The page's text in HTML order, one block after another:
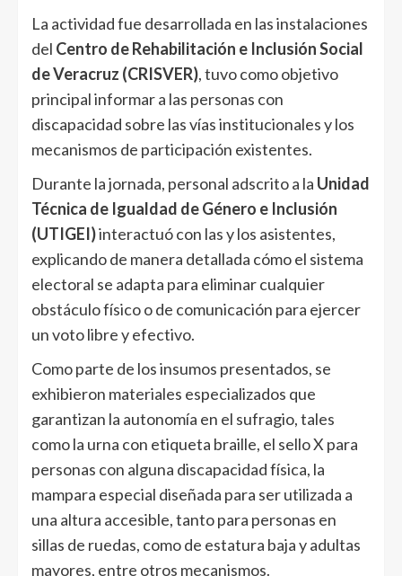
La actividad fue desarrollada en las instalaciones
del Centro de Rehabilitación e Inclusión Social
de Veracruz (CRISVER), tuvo como objetivo
principal informar a las personas con
discapacidad sobre las vías institucionales y los
mecanismos de participación existentes.
Durante la jornada, personal adscrito a la Unidad
Técnica de Igualdad de Género e Inclusión
(UTIGEI)interactuó con las y los asistentes,
explicando de manera detallada cómo el sistema
electoral se adapta para eliminar cualquier
obstáculo físico o de comunicación para ejercer
un voto libre y efectivo.
Como parte de los insumos presentados, se
exhibieron materiales especializados que
garantizan la autonomía en el sufragio, tales
como la urna con etiqueta braille, el sello X para
personas con alguna discapacidad física, la
mampara especial diseñada para ser utilizada a
una altura accesible, tanto para personas en
sillas de ruedas, como de estatura baja y adultas
mayores, entre otros mecanismos.